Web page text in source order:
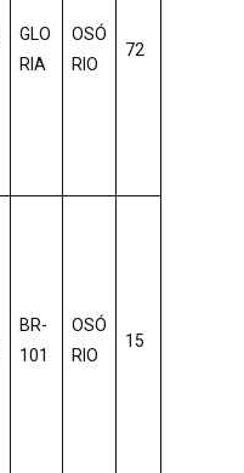
GLO
RIA
OSÓ
RIO
72
BR-
101
OSÓ
RIO
15